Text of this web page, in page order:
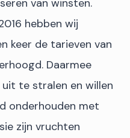
hebben wij
keer de tarieven van
Daarmee
te stralen en willen
onderhouden met
zijn vruchten